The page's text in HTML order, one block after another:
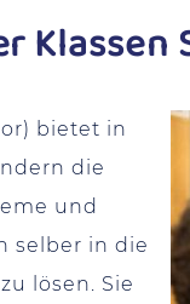
Klassen
bietet in
die
und
selber in die
lösen. Sie